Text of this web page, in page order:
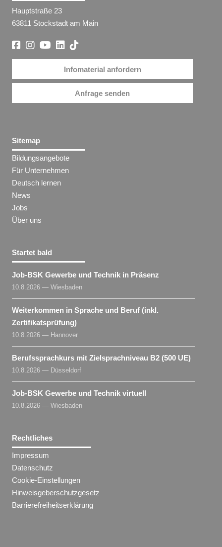
Hauptstraße 23
63811 Stockstadt am Main
Infomaterial anfordern
Anfrage senden
Sitemap
Bildungsangebote
Für Unternehmen
Deutsch lernen
News
Jobs
Über uns
Startet bald
Job-BSK Gewerbe und Technik in Präsenz
10.8.2026 — Wiesbaden
Weiterkommen in Sprache und Beruf (inkl.
Zertifikatsprüfung)
10.8.2026 — Hannover
Berufssprachkurs mit Zielsprachniveau B2 (500 UE)
10.8.2026 — Düsseldorf
Job-BSK Gewerbe und Technik virtuell
10.8.2026 — Wiesbaden
Rechtliches
Impressum
Datenschutz
Cookie-Einstellungen
Hinweisgeberschutzgesetz
Barrierefreiheitserklärung